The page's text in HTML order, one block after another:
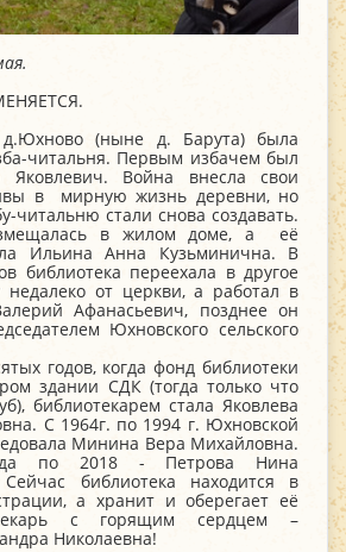
(ныне д. Барута) была
читальня. Первым избачем был
Яковлевич. Война внесла свои
в мирную жизнь деревни, но
читальню стали снова создавать.
в жилом доме, а её
Ильина Анна Кузьминична. В
библиотека переехала в другое
недалеко от церкви, а работал в
Афанасьевич, позднее он
Юхновского сельского
годов, когда фонд библиотеки
здании СДК (тогда только что
библиотекарем стала Яковлева
С 1964г. по 1994 г. Юхновской
Минина Вера Михайловна.
по 2018 - Петрова Нина
Сейчас библиотека находится в
а хранит и оберегает её
с горящим сердцем –
Николаевна!